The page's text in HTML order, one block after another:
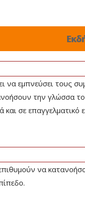
να εμπνεύσει τους
την γλώσσα
σε επαγγελματικό
να